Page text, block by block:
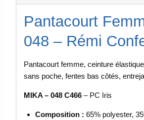
Pantacourt
048 – Rémi
Pantacourt femme, ceinture
sans poche, fentes bas côtés,
MIKA – 048 C466 – PC Iris
Composition : 65% polyester,